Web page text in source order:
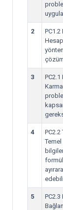
2
3
PC2.1
4
5